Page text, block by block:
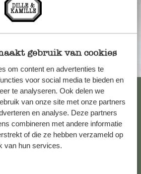
gebruik van cookies
om content en advertenties te
voor social media te bieden en
te analyseren. Ook delen we
van onze site met onze partners
en analyse. Deze partners
combineren met andere informatie
of die ze hebben verzameld op
van hun services.
der Nähe
anzeigen
Hilfe